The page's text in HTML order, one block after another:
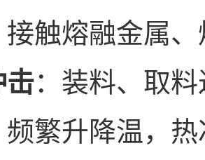
接触熔融金属
击：装料、取
频繁升降温，